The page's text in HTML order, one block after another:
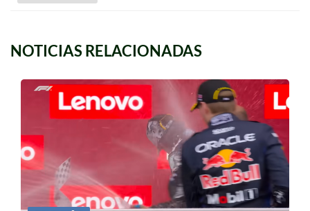
NOTICIAS RELACIONADAS